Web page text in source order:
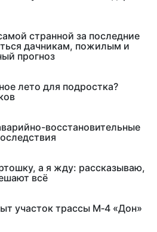
странной за последние
дачникам, пожилым и
прогноз
лето для подростка?
восстановительные
а я жду: рассказываю,
всё
участок трассы М‑4 «Дон»